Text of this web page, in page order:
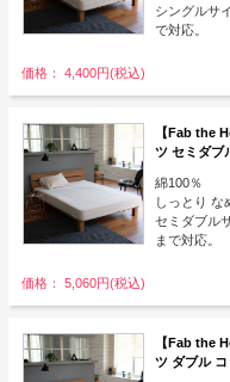
シングルサ
で対応。
価格： 4,400円(税込)
【Fab the
ツ セミダブ
綿100％
しっとり な
セミダブル
まで対応。
価格： 5,060円(税込)
【Fab the
ツ ダブル